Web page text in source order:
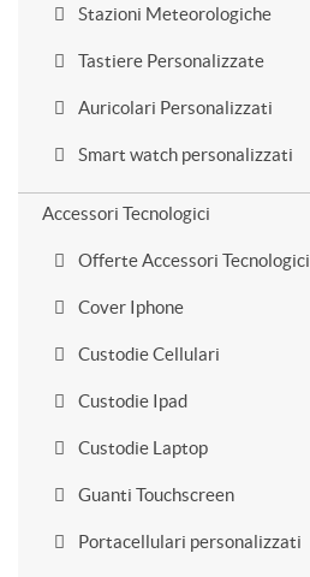
Stazioni Meteorologiche
Tastiere Personalizzate
Auricolari Personalizzati
Smart watch personalizzati
Accessori Tecnologici
Offerte Accessori Tecnologici
Cover Iphone
Custodie Cellulari
Custodie Ipad
Custodie Laptop
Guanti Touchscreen
Portacellulari personalizzati